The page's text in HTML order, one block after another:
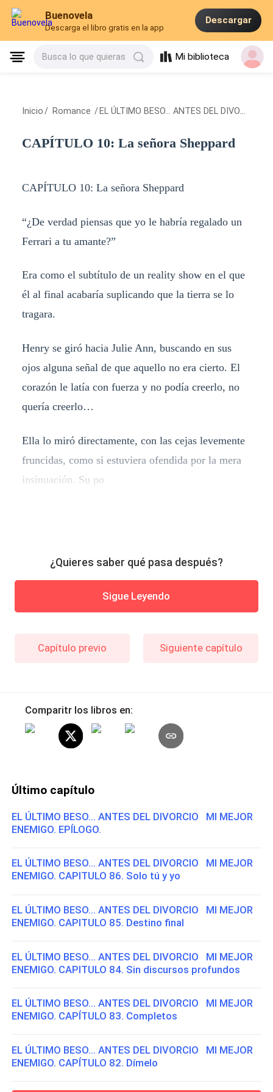
Buenovela
Descarga el libro gratis en la app
Descargar
Busca lo que quieras Mi biblioteca
Inicio / Romance / EL ÚLTIMO BESO... ANTES DEL DIVORCIO
CAPÍTULO 10: La señora Sheppard
CAPÍTULO 10: La señora Sheppard
“¿De verdad piensas que yo le habría regalado un
Ferrari a tu amante?”
Era como el subtítulo de un reality show en el que
él al final acabaría suplicando que la tierra se lo
tragara.
Henry se giró hacia Julie Ann, buscando en sus
ojos alguna señal de que aquello no era cierto. El
corazón le latía con fuerza y no podía creerlo, no
quería creerlo…
Ella lo miró directamente, con las cejas levemente
fruncidas, como si estuviera ofendida por la mera
insinuación. Su po
¿Quieres saber qué pasa después?
Sigue Leyendo
Capítulo previo Siguiente capítulo
Comparitr los libros en:
Último capítulo
EL ÚLTIMO BESO... ANTES DEL DIVORCIO MI MEJOR
ENEMIGO. EPÍLOGO.
EL ÚLTIMO BESO... ANTES DEL DIVORCIO MI MEJOR
ENEMIGO. CAPITULO 86. Solo tú y yo
EL ÚLTIMO BESO... ANTES DEL DIVORCIO MI MEJOR
ENEMIGO. CAPITULO 85. Destino final
EL ÚLTIMO BESO... ANTES DEL DIVORCIO MI MEJOR
ENEMIGO. CAPITULO 84. Sin discursos profundos
EL ÚLTIMO BESO... ANTES DEL DIVORCIO MI MEJOR
ENEMIGO. CAPÍTULO 83. Completos
EL ÚLTIMO BESO... ANTES DEL DIVORCIO MI MEJOR
ENEMIGO. CAPÍTULO 82. Dímelo